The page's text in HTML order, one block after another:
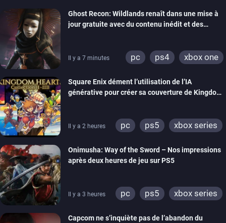
Ghost Recon: Wildlands renaît dans une mise à
jour gratuite avec du contenu inédit et des
Il y a 7 minutes pc ps4 xbox one
Square Enix dément l’utilisation de l’IA
générative pour créer sa couverture de Kingdom
Il y a 2 heures pc ps5
xbox series
Onimusha: Way of the Sword – Nos impressions
après deux heures de jeu sur PS5
Il y a 3 heures pc ps5
xbox series
Capcom ne s’inquiète pas de l’abandon du